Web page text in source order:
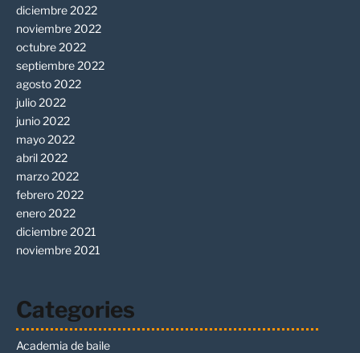
diciembre 2022
noviembre 2022
octubre 2022
septiembre 2022
agosto 2022
julio 2022
junio 2022
mayo 2022
abril 2022
marzo 2022
febrero 2022
enero 2022
diciembre 2021
noviembre 2021
Categories
Academia de baile